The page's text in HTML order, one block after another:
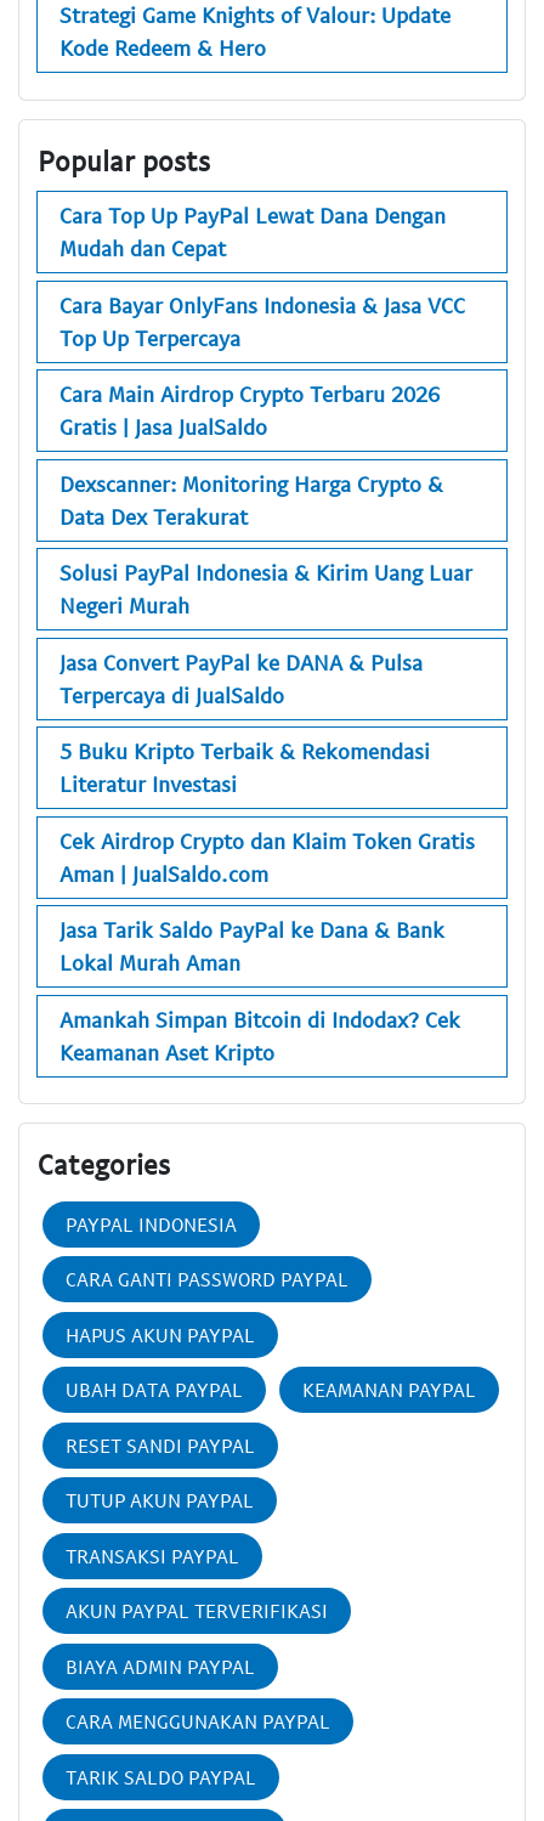
Strategi Game Knights of Valour: Update
Kode Redeem & Hero
Popular posts
Cara Top Up PayPal Lewat Dana Dengan
Mudah dan Cepat
Cara Bayar OnlyFans Indonesia & Jasa VCC
Top Up Terpercaya
Cara Main Airdrop Crypto Terbaru 2026
Gratis | Jasa JualSaldo
Dexscanner: Monitoring Harga Crypto &
Data Dex Terakurat
Solusi PayPal Indonesia & Kirim Uang Luar
Negeri Murah
Jasa Convert PayPal ke DANA & Pulsa
Terpercaya di JualSaldo
5 Buku Kripto Terbaik & Rekomendasi
Literatur Investasi
Cek Airdrop Crypto dan Klaim Token Gratis
Aman | JualSaldo.com
Jasa Tarik Saldo PayPal ke Dana & Bank
Lokal Murah Aman
Amankah Simpan Bitcoin di Indodax? Cek
Keamanan Aset Kripto
Categories
PAYPAL INDONESIA
CARA GANTI PASSWORD PAYPAL
HAPUS AKUN PAYPAL
UBAH DATA PAYPAL KEAMANAN PAYPAL
RESET SANDI PAYPAL
TUTUP AKUN PAYPAL
TRANSAKSI PAYPAL
AKUN PAYPAL TERVERIFIKASI
BIAYA ADMIN PAYPAL
CARA MENGGUNAKAN PAYPAL
TARIK SALDO PAYPAL